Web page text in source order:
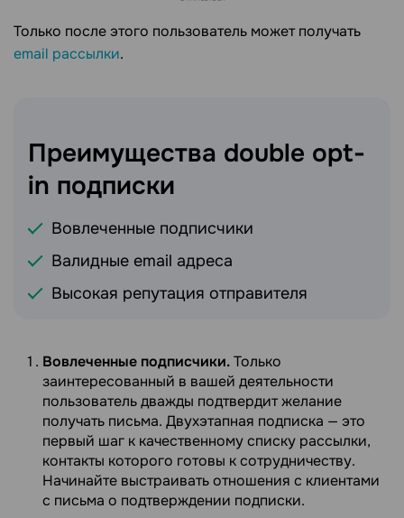
Только после этого пользователь может получать
email рассылки.
Преимущества double opt-
in подписки
Вовлеченные подписчики
Валидные email адреса
Высокая репутация отправителя
Вовлеченные подписчики.Только
заинтересованный в вашей деятельности
пользователь дважды подтвердит желание
получать письма. Двухэтапная подписка — это
первый шаг к качественному списку рассылки,
контакты которого готовы к сотрудничеству.
Начинайте выстраивать отношения с клиентами
с письма о подтверждении подписки.